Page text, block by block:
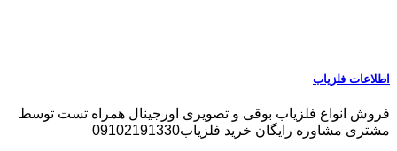
اطلاعات فلزیاب
فروش انواع فلزیاب بوقی و تصویری اورجینال همراه تست توسط
مشتری مشاوره رایگان خرید فلزیاب09102191330